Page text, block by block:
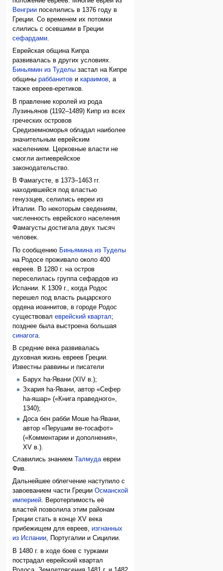
Венгрии поселились в 1376 году в
Греции. Со временем их потомки
слились с осевшими в Греции
сефардами.
Еврейская община Кипра
развивалась в других условиях.
Биньямин из Туделы застал на Кипре
общиныраббанитов икараимов, а
также евреев-еретиков.
В правление королей из рода
Лузиньянов (1192–1489) Кипр из всех
греческих островов
Средиземноморья обладал наиболее
значительным еврейским
населением. Церковные власти не
смогли антиеврейское
законодательство.
В Фамагусте, в 1373–1463 гг.
находившейся под властью
генуэзцев, селились евреи из
Италии. По некоторым сведениям,
численность еврейского населения
Фамагусты достигала двух тысяч
человек.
По сообщению Биньямина из Туделы
на Родосе проживало около 400
евреев. В 1280 г. на остров
переселилась группа сефардов из
Испании. К 1309 г., когда Родос
перешел под власть рыцарского
ордена иоаннитов, в городе Родос
существовалеврейский квартал;
позднее была выстроена большая
синагога
В средние века развивалась
духовная жизнь евреев Греции.
Известны раввины и писатели
Барух hа-Явани (XIV в.);
Зхария hа-Явани, автор «Сефер
hа-яшар» («Книга праведного»,
1340);
Доса бен рабби Моше hа-Явани,
автор «Перушим ве-тосафот»
(«Комментарии и дополнения»,
XV в.).
Славились знаниемТалмудаевреи
Фив.
Дальнейшее облегчение наступило с
завоеванием части ГрецииОсманской
империей. Веротерпимость её
властей позволила этим районам
Греции стать в конце XV века
прибежищем для евреев,изгнанных
из Испании, Португалии и Сицилии.
В 1480 г. в ходе боев с турками
пострадал еврейский квартал